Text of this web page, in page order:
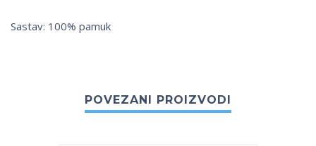
Sastav: 100% pamuk
POVEZANI PROIZVODI